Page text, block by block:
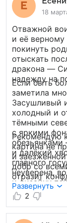
18
Отважной
и её верному
покинуть
отыскать
дракона —
надежду на
Если быть
заметила
Засушливый
холодный и
тёмными
с яркими
и далёкий
главного
неуверена,
и дизайну
Рекомендую
картина не
и
добр со
отразит
жить в мире,
и
Хотя
лучше, да
Развернуть
2